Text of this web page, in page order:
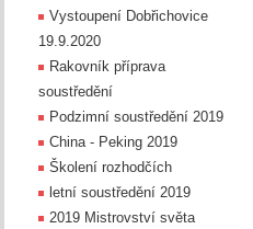
Vystoupení Dobřichovice
19.9.2020
Rakovník příprava
soustředění
Podzimní soustředění 2019
China - Peking 2019
Školení rozhodčích
letní soustředění 2019
2019 Mistrovství světa